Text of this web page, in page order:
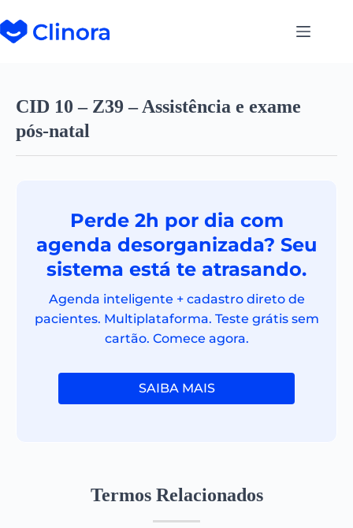
CID 10 – Z39 – Assistência e exame
pós-natal
Perde 2h por dia com
agenda desorganizada? Seu
sistema está te atrasando.
Agenda inteligente + cadastro direto de
pacientes. Multiplataforma. Teste grátis sem
cartão. Comece agora.
SAIBA MAIS
Termos Relacionados